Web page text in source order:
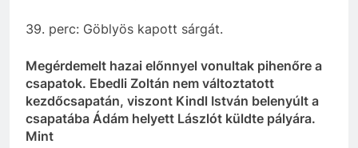
39. perc: Göblyös kapott sárgát.
Megérdemelt hazai előnnyel vonultak pihenőre a
csapatok. Ebedli Zoltán nem változtatott
kezdőcsapatán, viszont Kindl István belenyúlt a
csapatába Ádám helyett Lászlót küldte pályára.
Mint